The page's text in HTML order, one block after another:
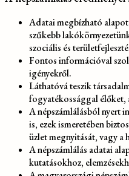
Adatai megbízható
szűkebb
szociális és
Fontos információval
igényekről.
Láthatóvá teszik
fogyatékossággal élőket,
A népszámlálásból nyert
is, ezek ismeretében
üzlet megnyitását, vagy a
A népszámlálás adatai
kutatásokhoz,